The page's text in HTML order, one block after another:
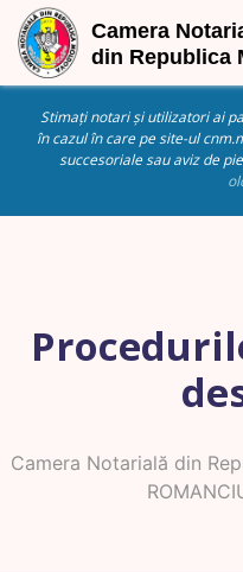
Stimați notari și utilizatori ai
în cazul în care pe site-ul
succesoriale sau aviz de
Camera Notarială din